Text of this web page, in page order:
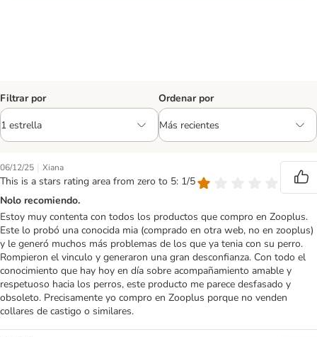
Filtrar por Ordenar por
06/12/25 | Xiana
This is a stars rating area from zero to 5: 1/5
Nolo recomiendo.
Estoy muy contenta con todos los productos que compro en Zooplus.
Este lo probó una conocida mia (comprado en otra web, no en zooplus)
y le generó muchos más problemas de los que ya tenia con su perro.
Rompieron el vinculo y generaron una gran desconfianza. Con todo el
conocimiento que hay hoy en día sobre acompañamiento amable y
respetuoso hacia los perros, este producto me parece desfasado y
obsoleto. Precisamente yo compro en Zooplus porque no venden
collares de castigo o similares.